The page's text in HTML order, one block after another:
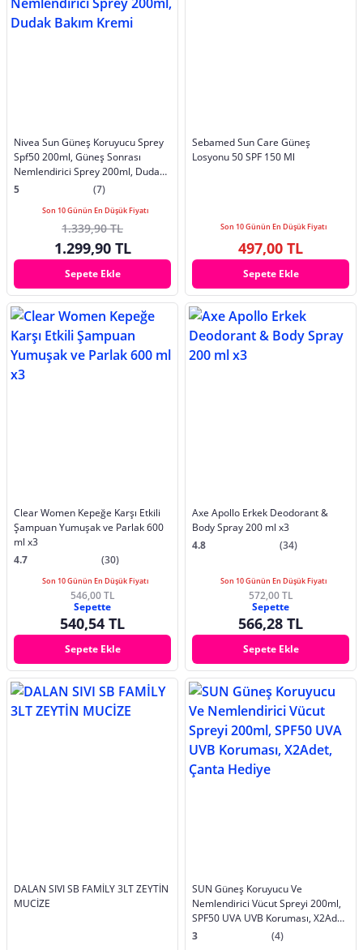
Nivea Sun Güneş Koruyucu Sprey
Spf50 200ml, Güneş Sonrası
Nemlendirici Sprey 200ml, Dudak
Bakım Kremi
5 (7)
Son 10 Günün En Düşük Fiyatı
1.339,90 TL
1.299,90 TL
Sepete Ekle
Sebamed Sun Care Güneş
Losyonu 50 SPF 150 Ml
Son 10 Günün En Düşük Fiyatı
497,00 TL
Sepete Ekle
Clear Women Kepeğe Karşı Etkili
Şampuan Yumuşak ve Parlak 600
ml x3
4.7
(30)
Son 10 Günün En Düşük Fiyatı
546,00 TL
Sepette
540,54 TL
Sepete Ekle
Axe Apollo Erkek Deodorant &
Body Spray 200 ml x3
4.8
(34)
Son 10 Günün En Düşük Fiyatı
572,00 TL
Sepette
566,28 TL
Sepete Ekle
DALAN SIVI SB FAMİLY 3LT ZEYTİN
MUCİZE
SUN Güneş Koruyucu Ve
Nemlendirici Vücut Spreyi 200ml,
SPF50 UVA UVB Koruması, X2Adet,
Çanta Hediye
3 (4)